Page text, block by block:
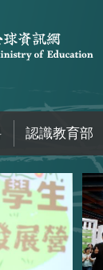
認識教育部